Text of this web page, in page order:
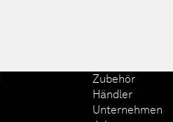
Zubehör
Händler
Unternehmen